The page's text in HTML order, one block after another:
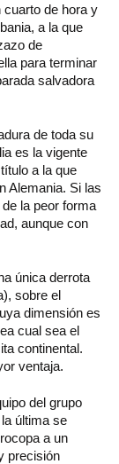
cuarto de hora y
a la que
de
para terminar
salvadora
de toda su
es la vigente
a la que
Alemania. Si las
la peor forma
aunque con
única derrota
sobre el
dimensión es
cual sea el
continental.
ventaja.
del grupo
última se
a un
precisión